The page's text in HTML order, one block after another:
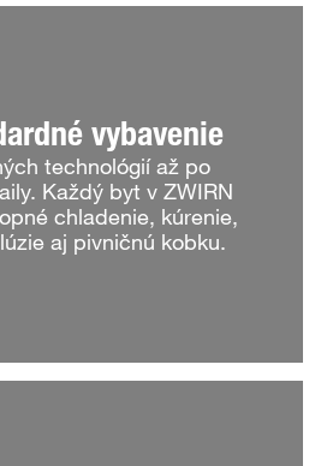
vybavenie
technológií až po
Každý byt v ZWIRN
chladenie, kúrenie,
aj pivničnú kobku.